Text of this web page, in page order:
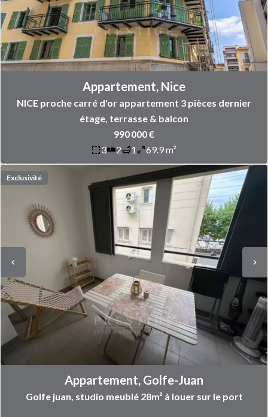
Appartement, Nice
NICE proche carré d'or appartement 3 pièces dernier
étage, terrasse & balcon
990 000 €
3
2 1 69.9 m²
Exclusivité
Appartement, Golfe-Juan
Golfe juan, studio meublé 28m² à louer sur le port